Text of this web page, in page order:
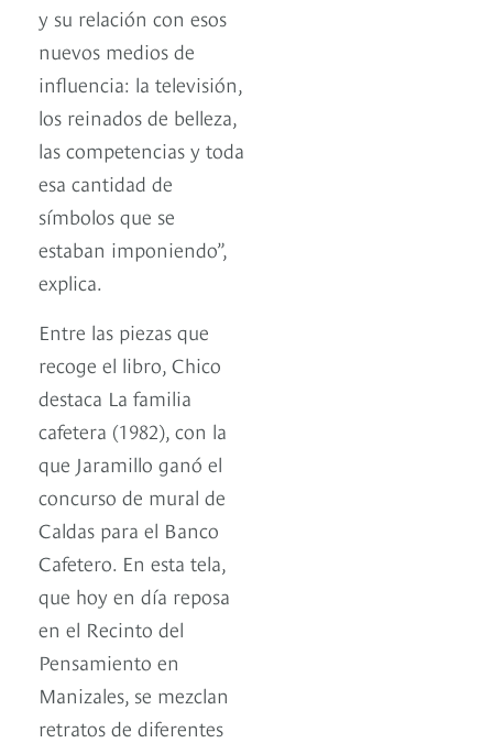
y su relación con esos
nuevos medios de
influencia: la televisión,
los reinados de belleza,
las competencias y toda
esa cantidad de
símbolos que se
estaban imponiendo”,
explica.
Entre las piezas que
recoge el libro, Chico
destaca La familia
cafetera (1982), con la
que Jaramillo ganó el
concurso de mural de
Caldas para el Banco
Cafetero. En esta tela,
que hoy en día reposa
en el Recinto del
Pensamiento en
Manizales, se mezclan
retratos de diferentes